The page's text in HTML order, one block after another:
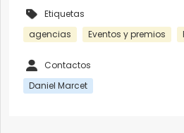
Etiquetas
agencias
Eventos y premios
Contactos
Daniel Marcet